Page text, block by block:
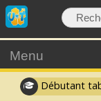
Menu
Débutant